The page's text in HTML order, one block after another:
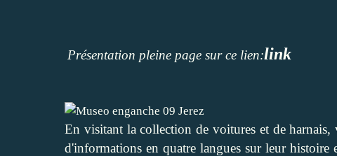
Présentation pleine page sur ce lien:link
En visitant la collection de voitures et de
d'informations en quatre langues sur leur